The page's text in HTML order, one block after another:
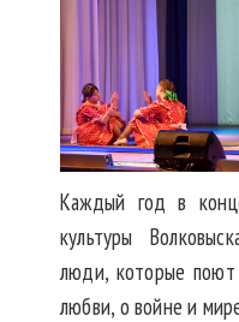
Каждый год в
культуры
люди, которые
любви, о войне и